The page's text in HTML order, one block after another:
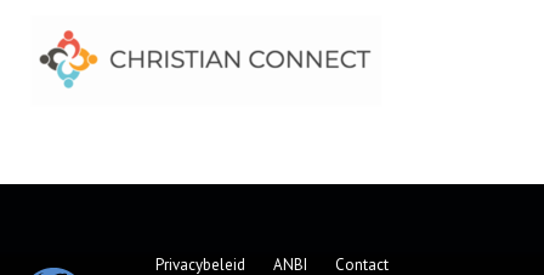
Privacybeleid ANBI Contact